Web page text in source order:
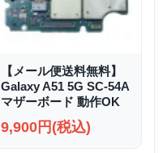
【メール便送料無料】
Galaxy A51 5G SC-54A
マザーボード 動作OK
9,900円(税込)